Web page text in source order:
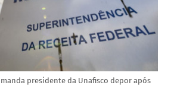
presidente da Unafisco depor após